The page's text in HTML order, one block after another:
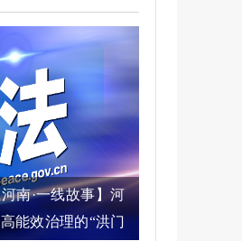
南·一线故事】河
能效治理的“洪门